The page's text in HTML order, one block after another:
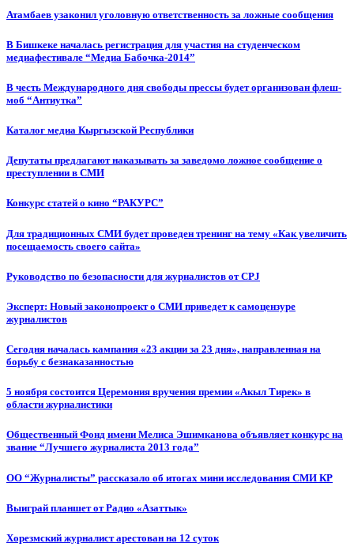
Атамбаев узаконил уголовную ответственность за ложные сообщения
В Бишкеке началась регистрация для участия на студенческом
медиафестивале “Медиа Бабочка-2014”
В честь Международного дня свободы прессы будет организован флеш-
моб “Антиутка”
Каталог медиа Кыргызской Республики
Депутаты предлагают наказывать за заведомо ложное сообщение о
преступлении в СМИ
Конкурс статей о кино “РАКУРС”
Для традиционных СМИ будет проведен тренинг на тему «Как увеличить
посещаемость своего сайта»
Руководство по безопасности для журналистов от CPJ
Эксперт: Новый законопроект о СМИ приведет к самоцензуре
журналистов
Сегодня началась кампания «23 акции за 23 дня», направленная на
борьбу с безнаказанностью
5 ноября состоится Церемония вручения премии «Акыл Тирек» в
области журналистики
Общественный Фонд имени Мелиса Эшимканова объявляет конкурс на
звание “Лучшего журналиста 2013 года”
ОО “Журналисты” рассказало об итогах мини исследования СМИ КР
Выиграй планшет от Радио «Азаттык»
Хорезмский журналист арестован на 12 суток